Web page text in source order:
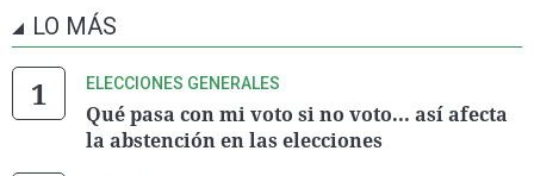
LO MÁS
ELECCIONES GENERALES
Qué pasa con mi voto si no voto... así afecta
la abstención en las elecciones